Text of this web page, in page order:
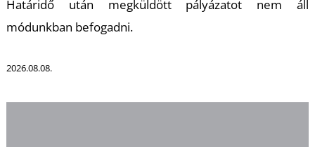
Határidő után megküldött pályázatot nem áll
módunkban befogadni.
2026.08.08.